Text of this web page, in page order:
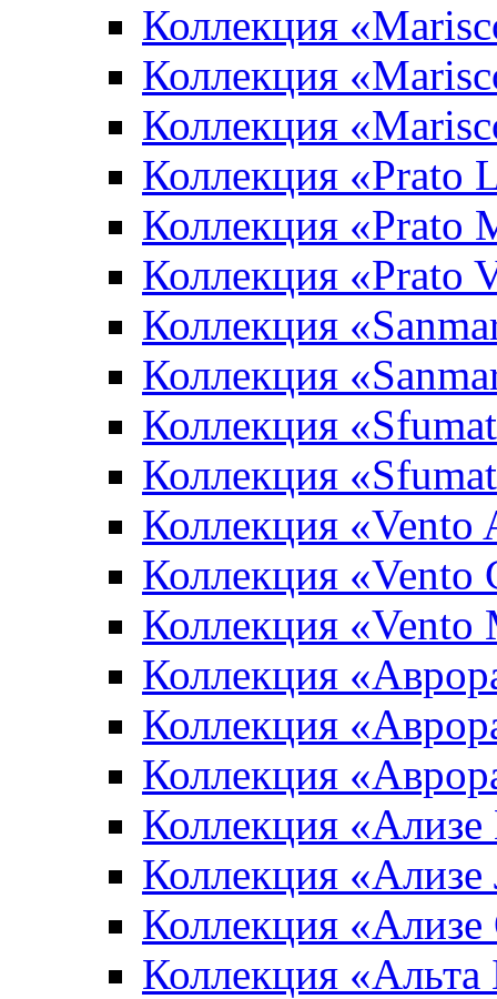
Коллекция
Коллекция
Коллекция
Коллекция «Prato
Коллекция «Prato
Коллекция «Prato
Коллекция
Коллекция
Коллекция
Коллекция
Коллекция «Vento
Коллекция «Vento
Коллекция «Vento
Коллекция
Коллекция
Коллекция
Коллекция
Коллекция
Коллекция
Коллекция «Альта